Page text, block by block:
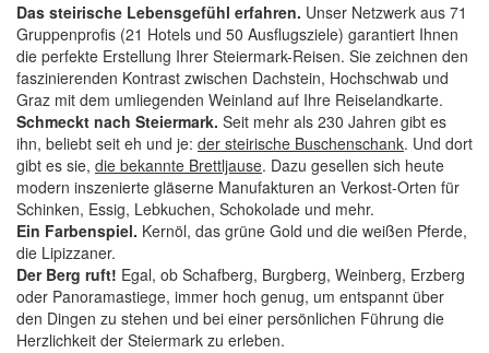
Das steirische Lebensgefühl erfahren. Unser Netzwerk aus 71
Gruppenprofis (21 Hotels und 50 Ausflugsziele) garantiert Ihnen
die perfekte Erstellung Ihrer Steiermark-Reisen. Sie zeichnen den
faszinierenden Kontrast zwischen Dachstein, Hochschwab und
Graz mit dem umliegenden Weinland auf Ihre Reiselandkarte.
Schmeckt nach Steiermark. Seit mehr als 230 Jahren gibt es
ihn, beliebt seit eh und je: der steirische Buschenschank. Und dort
gibt es sie, die bekannte Brettljause. Dazu gesellen sich heute
modern inszenierte gläserne Manufakturen an Verkost-Orten für
Schinken, Essig, Lebkuchen, Schokolade und mehr.
Ein Farbenspiel. Kernöl, das grüne Gold und die weißen Pferde,
die Lipizzaner.
Der Berg ruft! Egal, ob Schafberg, Burgberg, Weinberg, Erzberg
oder Panoramastiege, immer hoch genug, um entspannt über
den Dingen zu stehen und bei einer persönlichen Führung die
Herzlichkeit der Steiermark zu erleben.